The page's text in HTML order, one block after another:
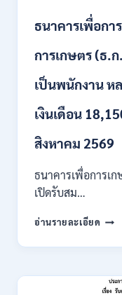
หลา
/
เดือน
ไม่
ผ่าน
กพ.
3
ธนาคารเพื่อก
การเกษตร (ธ.
เป็นพนักงาน ห
เงินเดือน
สิงหาคม 2569
ธนาคารเพื่อการเ
เปิดรับสม…
อ่านรายละเอียด ธนาค
การ
สหก
การ